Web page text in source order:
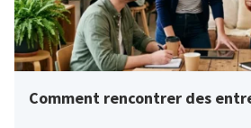
Comment rencontrer des